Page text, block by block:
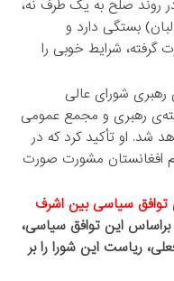
روند صلح به یک طرف نه،
بستگی دارد و
گرفته، شرایط خوبی را
رهبری شورای عالی
رهبری و مجمع عمومی
شد. او تأکید کرد که در
افغانستان مشورت صورت
توافق سیاسی بین اشرف
این توافق سیاسی،
ریاست این شورا را بر